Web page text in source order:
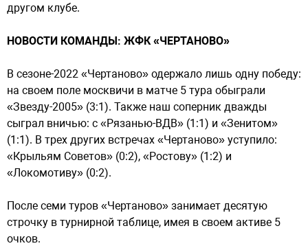
другом клубе.
НОВОСТИ КОМАНДЫ: ЖФК «ЧЕРТАНОВО»
В сезоне-2022 «Чертаново» одержало лишь одну победу:
на своем поле москвичи в матче 5 тура обыграли
«Звезду-2005» (3:1). Также наш соперник дважды
сыграл вничью: с «Рязанью-ВДВ» (1:1) и «Зенитом»
(1:1). В трех других встречах «Чертаново» уступило:
«Крыльям Советов» (0:2), «Ростову» (1:2) и
«Локомотиву» (0:2).
После семи туров «Чертаново» занимает десятую
строчку в турнирной таблице, имея в своем активе 5
очков.